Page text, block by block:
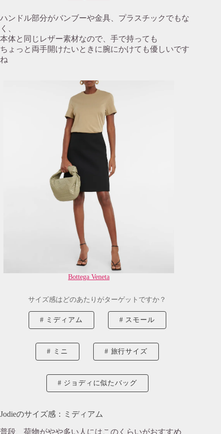
ハンドル部分がバンブーや金具、プラスチックでもな
く、
本体と同じレザー素材なので、手で持っても
ちょっと両手開けたいときに腕にかけても優しいです
ね
Bottega Veneta
サイズ感はどのあたりがターゲットですか？
ミディアム スモール
ミニ 旅行サイズ
ジョディに似たバッグ
Jodieのサイズ感：ミディアム
普段、荷物がやや多い人にはこのくらいがおすすめ